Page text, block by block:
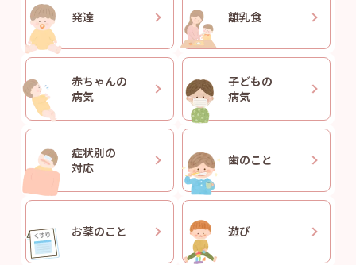
発達 離乳食
赤ちゃんの
病気
子どもの
病気
症状別の
対応
歯のこと
お薬のこと 遊び